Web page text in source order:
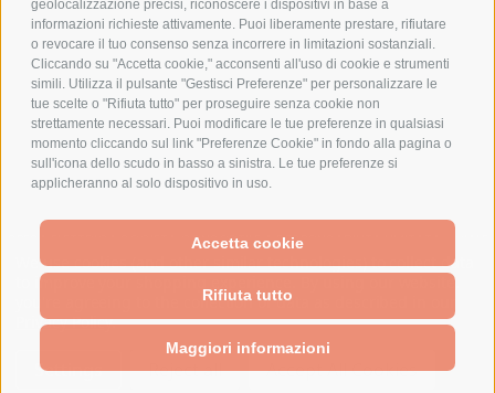
geolocalizzazione precisi, riconoscere i dispositivi in base a
informazioni richieste attivamente. Puoi liberamente prestare, rifiutare
o revocare il tuo consenso senza incorrere in limitazioni sostanziali.
Cliccando su "Accetta cookie," acconsenti all'uso di cookie e strumenti
simili. Utilizza il pulsante "Gestisci Preferenze" per personalizzare le
tue scelte o "Rifiuta tutto" per proseguire senza cookie non
strettamente necessari. Puoi modificare le tue preferenze in qualsiasi
momento cliccando sul link "Preferenze Cookie" in fondo alla pagina o
sull'icona dello scudo in basso a sinistra. Le tue preferenze si
applicheranno al solo dispositivo in uso.
Accetta cookie
Rifiuta tutto
Maggiori informazioni
Bonifico
Bancario
SPESA ELETTRICA SOCIETA CONSORTILE A RESPONSABILITA LIMITATA - VIALE
MILANOFIORI, STRADA 4 - PALAZZO A5 20057, ASSAGO MILANO - PARTITA IVA
Powered byBigCommerce
Created byLone Star Templates
© 2026 Spesa Elettrica
We use cookies (and other similar technologies) to collect data
to improve your shopping experience.
By using our website,
you're agreeing to the collection of data as described in our
Privacy Policy.
Settings Reject all Accept All Cookies